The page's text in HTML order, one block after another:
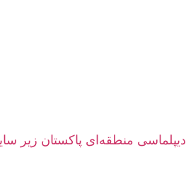
دیپلماسی منطقه‌ای پاکستان زیر